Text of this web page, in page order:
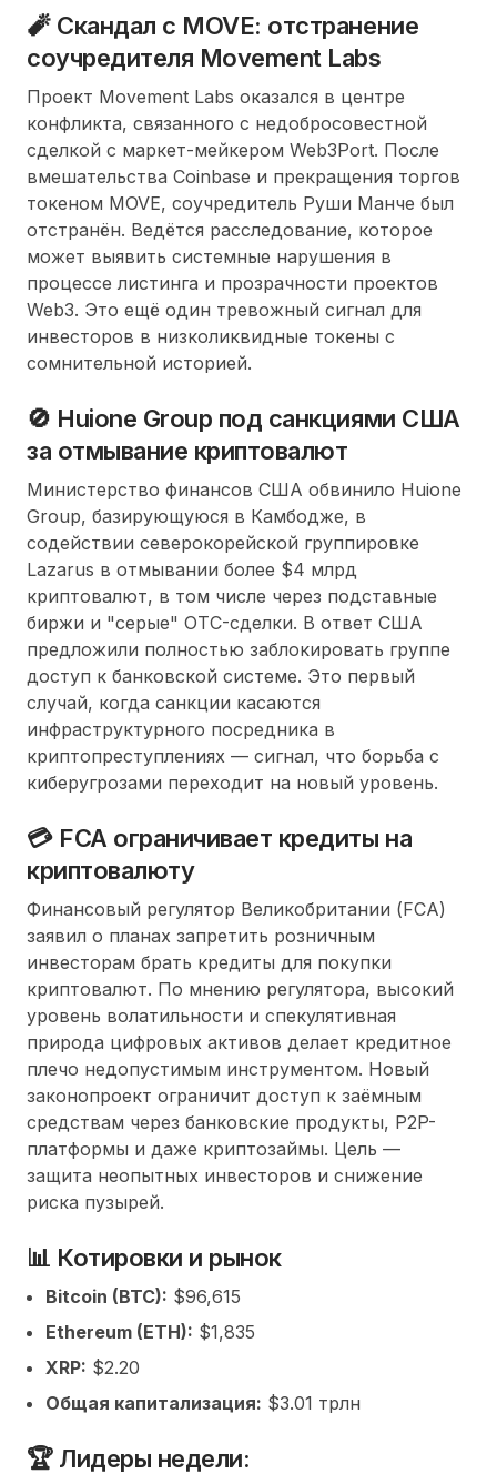
🧨 Скандал с MOVE: отстранение
соучредителя Movement Labs
Проект Movement Labs оказался в центре
конфликта, связанного с недобросовестной
сделкой с маркет-мейкером Web3Port. После
вмешательства Coinbase и прекращения торгов
токеном MOVE, соучредитель Руши Манче был
отстранён. Ведётся расследование, которое
может выявить системные нарушения в
процессе листинга и прозрачности проектов
Web3. Это ещё один тревожный сигнал для
инвесторов в низколиквидные токены с
сомнительной историей.
🚫 Huione Group под санкциями США
за отмывание криптовалют
Министерство финансов США обвинило Huione
Group, базирующуюся в Камбодже, в
содействии северокорейской группировке
Lazarus в отмывании более $4 млрд
криптовалют, в том числе через подставные
биржи и "серые" OTC-сделки. В ответ США
предложили полностью заблокировать группе
доступ к банковской системе. Это первый
случай, когда санкции касаются
инфраструктурного посредника в
криптопреступлениях — сигнал, что борьба с
киберугрозами переходит на новый уровень.
💳 FCA ограничивает кредиты на
криптовалюту
Финансовый регулятор Великобритании (FCA)
заявил о планах запретить розничным
инвесторам брать кредиты для покупки
криптовалют. По мнению регулятора, высокий
уровень волатильности и спекулятивная
природа цифровых активов делает кредитное
плечо недопустимым инструментом. Новый
законопроект ограничит доступ к заёмным
средствам через банковские продукты, P2P-
платформы и даже криптозаймы. Цель —
защита неопытных инвесторов и снижение
риска пузырей.
📊 Котировки и рынок
Bitcoin (BTC): $96,615
Ethereum (ETH): $1,835
XRP: $2.20
Общая капитализация: $3.01 трлн
🏆 Лидеры недели: